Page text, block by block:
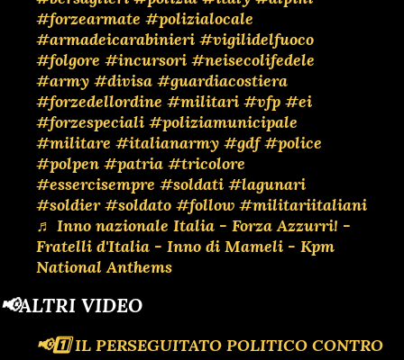
#forzearmate #polizialocale
#armadeicarabinieri #vigilidelfuoco
#folgore #incursori #neisecolifedele
#army #divisa #guardiacostiera
#forzedellordine #militari #vfp #ei
#forzespeciali #poliziamunicipale
#militare #italianarmy #gdf #police
#polpen #patria #tricolore
#essercisempre #soldati #lagunari
#soldier #soldato #follow #militariitaliani
♬ Inno nazionale Italia - Forza Azzurri! -
Fratelli d'Italia - Inno di Mameli - Kpm
National Anthems
📢ALTRI VIDEO
📢1️⃣ IL PERSEGUITATO POLITICO CONTRO